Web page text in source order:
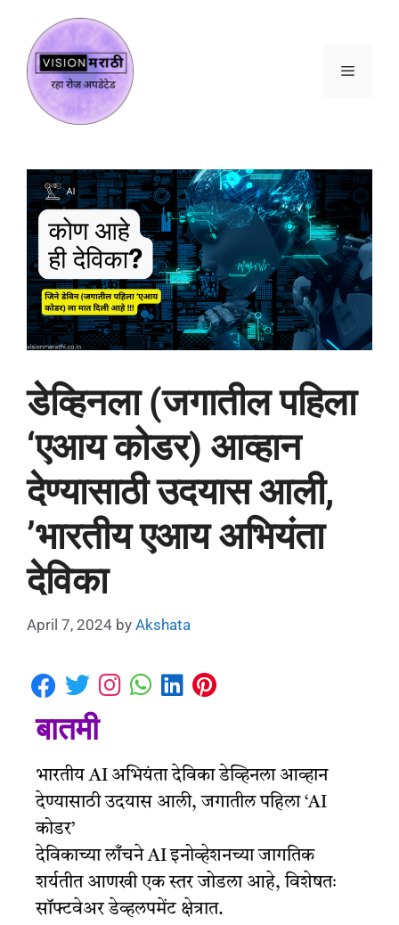
डेव्हिनला (जगातील पहिला
‘एआय कोडर) आव्हान
देण्यासाठी उदयास आली,
’भारतीय एआय अभियंता
देविका
April 7, 2024 by Akshata
बातमी
भारतीय AI अभियंता देविका डेव्हिनला आव्हान
देण्यासाठी उदयास आली, जगातील पहिला ‘AI
कोडर’
देविकाच्या लाँचने AI इनोव्हेशनच्या जागतिक
शर्यतीत आणखी एक स्तर जोडला आहे, विशेषतः
सॉफ्टवेअर डेव्हलपमेंट क्षेत्रात.